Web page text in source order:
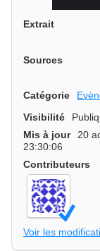
Extrait
Sources
Catégorie
Visibilité
Mis à jour
20
23:30:06
Contributeurs
Voir les